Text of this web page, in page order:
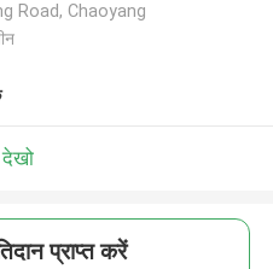
Road, Chaoyang
प्राप्त करें